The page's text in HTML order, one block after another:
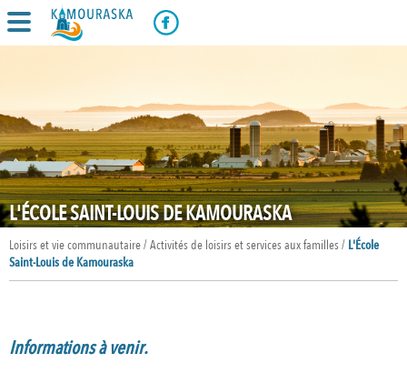
L'ÉCOLE SAINT-LOUIS DE KAMOURASKA
Loisirs et vie communautaire / Activités de loisirs et services aux familles / L'École
Saint-Louis de Kamouraska
Informations à venir.